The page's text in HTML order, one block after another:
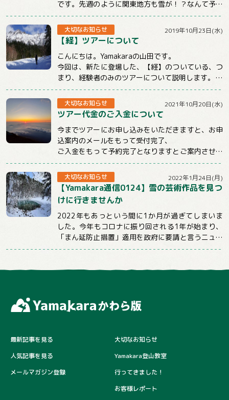
です。先週のように関東地方も雪が！？なんて予報
もチラホラでています。山に行くときもそうでな...
大切なお知らせ 2019年10月23日(水)
【経】ツアーについて
こんにちは。Yamakaraの山田です。
今回は、新たに登場した、【経】のついている、つ
まり、経験者のみのツアーについて説明します。
まず、この【経】のついているツアーは雪山のみ...
大切なお知らせ 2021年10月20日(水)
ツアー代金のご入金について
今までツアーにお申し込みをいただきますと、お申
込案内のメールをもって受付完了、
ご入金をもって予約完了となりますとご案内させて
いただいておりました。
しかしお申込後、そのままご連...
大切なお知らせ 2022年1月24日(月)
【Yamakara通信0124】雪の芸術作品を見つ
けに行きませんか
2022年もあっという間に1か月が過ぎてしまいま
した。今年もコロナに振り回される1年が始まり、
「まん延防止措置」適用を政府に要請と言うニュー
スばかり目にする日々が続いていますが、コロ...
最新記事を見る
人気記事を見る
メールマガジン登録
大切なお知らせ
Yamakara登山教室
行ってきました！
お客様レポート